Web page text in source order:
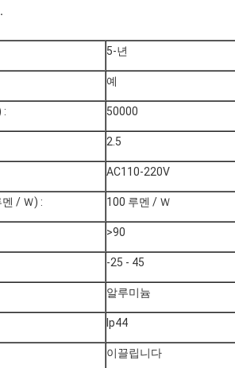
5-년
예
: 50000
2.5
AC110-220V
/ Ｗ) : 100 루멘 / Ｗ
>90
-25 - 45
알루미늄
Ip44
이끌립니다